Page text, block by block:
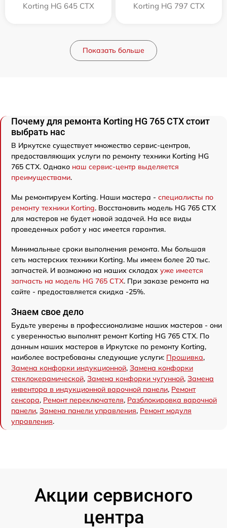
Korting HG 645 CTX Korting HG 797 CTX
Показать больше
Почему для ремонта Korting HG 765 CTX стоит
выбрать нас
В Иркутске существует множество сервис-центров,
предоставляющих услуги по ремонту техники Korting HG
765 CTX. Однако наш сервис-центр выделяется
преимуществами.
Мы ремонтируем Korting. Наши мастера - специалисты по
ремонту техники Korting. Восстановить модель HG 765 CTX
для мастеров не будет новой задачей. На все виды
проведенных работ у нас имеется гарантия.
Минимальные сроки выполнения ремонта. Мы большая
сеть мастерских техники Korting. Мы имеем более 20 тыс.
запчастей. И возможно на наших складах уже имеется
запчасть на модель HG 765 CTX. При заказе ремонта на
сайте - предоставляется скидка -25%.
Знаем свое дело
Будьте уверены в профессионализме наших мастеров - они
с уверенностью выполнят ремонт Korting HG 765 CTX. По
данным наших мастеров в Иркутске по ремонту Korting,
наиболее востребованы следующие услуги: Прошивка,
Замена конфорки индукционной, Замена конфорки
стеклокерамической, Замена конфорки чугунной, Замена
инвентора в индукционной варочной панели, Ремонт
сенсора, Ремонт переключателя, Разблокировка варочной
панели, Замена панели управления, Ремонт модуля
управления.
Акции сервисного
центра